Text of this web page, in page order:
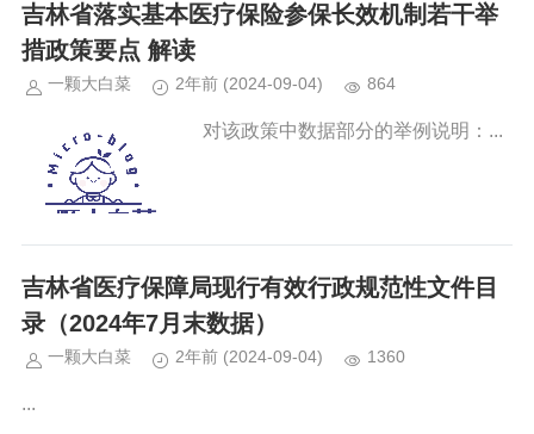
吉林省落实基本医疗保险参保长效机制若干举
措政策要点 解读
一颗大白菜 2年前 (2024-09-04) 864
对该政策中数据部分的举例说明：...
吉林省医疗保障局现行有效行政规范性文件目
录（2024年7月末数据）
一颗大白菜 2年前 (2024-09-04) 1360
...